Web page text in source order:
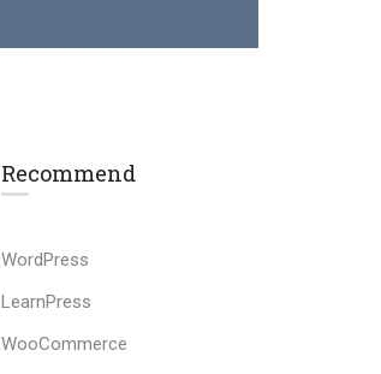
Recommend
WordPress
LearnPress
WooCommerce